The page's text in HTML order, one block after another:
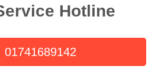
Hotline
01741689142